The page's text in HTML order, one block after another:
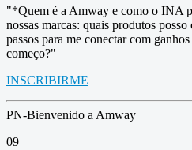
"*Quem é a Amway e como o INA
nossas marcas: quais produtos
passos para me conectar com
começo?"
INSCRIBIRME
PN-Bienvenido a Amway
09